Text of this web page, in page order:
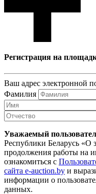
Регистрация на
Ваш адрес электронной
Фамилия
Уважаемый
Республики Беларусь «О
продолжения работы на
ознакомиться с
сайта e-auction.by и
информации о
данных.